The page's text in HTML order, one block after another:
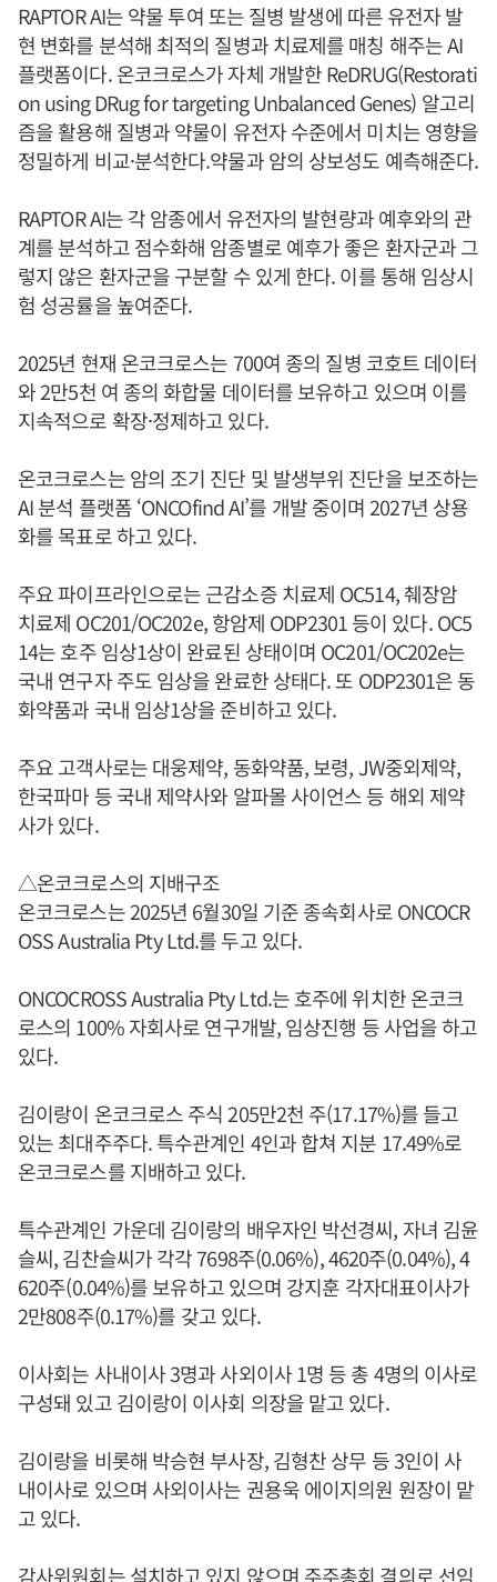
RAPTOR AI는 약물 투여 또는 질병 발생에 따른 유전자 발
현 변화를 분석해 최적의 질병과 치료제를 매칭 해주는 AI
플랫폼이다. 온코크로스가 자체 개발한 ReDRUG(Restorati
on using DRug for targeting Unbalanced Genes) 알고리
즘을 활용해 질병과 약물이 유전자 수준에서 미치는 영향을
정밀하게 비교·분석한다.약물과 암의 상보성도 예측해준다.
RAPTOR AI는 각 암종에서 유전자의 발현량과 예후와의 관
계를 분석하고 점수화해 암종별로 예후가 좋은 환자군과 그
렇지 않은 환자군을 구분할 수 있게 한다. 이를 통해 임상시
험 성공률을 높여준다.
2025년 현재 온코크로스는 700여 종의 질병 코호트 데이터
와 2만5천 여 종의 화합물 데이터를 보유하고 있으며 이를
지속적으로 확장·정제하고 있다.
온코크로스는 암의 조기 진단 및 발생부위 진단을 보조하는
AI 분석 플랫폼 ‘ONCOfind AI’를 개발 중이며 2027년 상용
화를 목표로 하고 있다.
주요 파이프라인으로는 근감소증 치료제 OC514, 췌장암
치료제 OC201/OC202e, 항암제 ODP2301 등이 있다. OC5
14는 호주 임상1상이 완료된 상태이며 OC201/OC202e는
국내 연구자 주도 임상을 완료한 상태다. 또 ODP2301은 동
화약품과 국내 임상1상을 준비하고 있다.
주요 고객사로는 대웅제약, 동화약품, 보령, JW중외제약,
한국파마 등 국내 제약사와 알파몰 사이언스 등 해외 제약
사가 있다.
△온코크로스의 지배구조
온코크로스는 2025년 6월30일 기준 종속회사로 ONCOCR
OSS Australia Pty Ltd.를 두고 있다.
ONCOCROSS Australia Pty Ltd.는 호주에 위치한 온코크
로스의 100% 자회사로 연구개발, 임상진행 등 사업을 하고
있다.
김이랑이 온코크로스 주식 205만2천 주(17.17%)를 들고
있는 최대주주다. 특수관계인 4인과 합쳐 지분 17.49%로
온코크로스를 지배하고 있다.
특수관계인 가운데 김이랑의 배우자인 박선경씨, 자녀 김윤
슬씨, 김찬슬씨가 각각 7698주(0.06%), 4620주(0.04%), 4
620주(0.04%)를 보유하고 있으며 강지훈 각자대표이사가
2만808주(0.17%)를 갖고 있다.
이사회는 사내이사 3명과 사외이사 1명 등 총 4명의 이사로
구성돼 있고 김이랑이 이사회 의장을 맡고 있다.
김이랑을 비롯해 박승현 부사장, 김형찬 상무 등 3인이 사
내이사로 있으며 사외이사는 권용욱 에이지의원 원장이 맡
고 있다.
감사위원회는 설치하고 있지 않으며 주주총회 결의로 선임